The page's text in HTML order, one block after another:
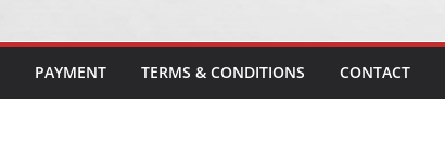
PAYMENT TERMS & CONDITIONS CONTACT